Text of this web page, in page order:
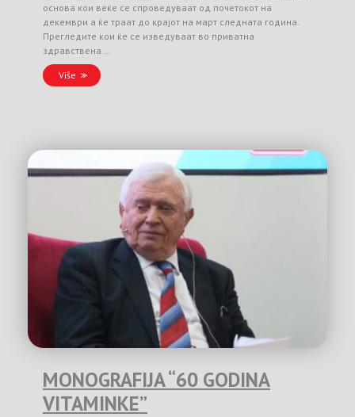
основа кои веќе се спроведуваат од почетокот на
декември а ќе траат до крајот на март следната година.
Прегледите кои ќе се изведуваат во приватна
здравствена …
Više
MONOGRAFIJA “60 GODINA
VITAMINKE”